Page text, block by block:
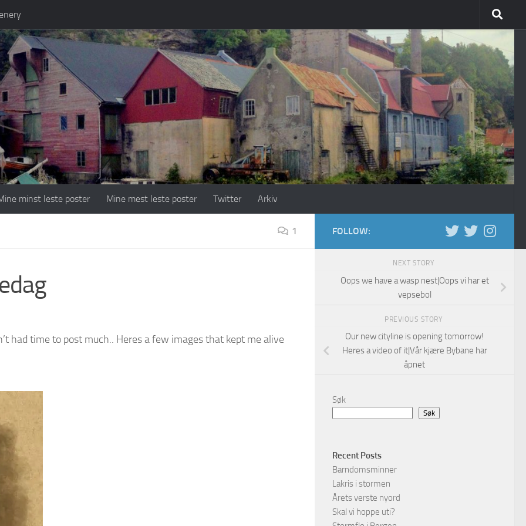
minst leste poster Mine mest leste poster Twitter Arkiv
1
had time to post much.. Heres a few images that kept me alive
FOLLOW:
NEXT STORY
Oops we have a wasp nest|Oops vi har et
vepsebol
PREVIOUS STORY
Our new cityline is opening tomorrow!
Heres a video of it|Vår kjære Bybane har
åpnet
Søk
Søk
Recent Posts
Barndomsminner
Lakris i stormen
Årets verste nyord
Skal vi hoppe uti?